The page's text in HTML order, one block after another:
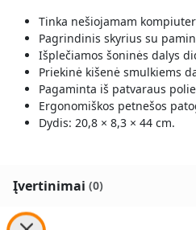
Tinka nešiojamam
Pagrindinis skyrius su
Išplečiamos šoninės dalys
Priekinė kišenė smulkiems
Pagaminta iš patvaraus
Ergonomiškos petnešos
Dydis: 20,8 × 8,3 × 44 cm.
Įvertinimai (0)